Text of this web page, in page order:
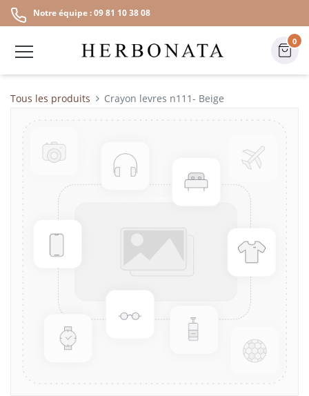
Notre équipe : 09 81 10 38 08
0
Tous les produits Crayon levres n111- Beige